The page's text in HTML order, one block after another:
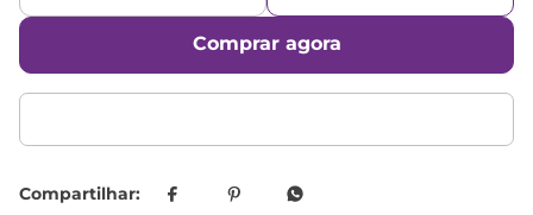
Comprar agora